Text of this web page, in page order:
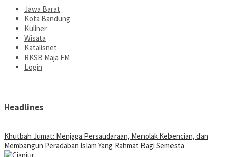
Jawa Barat
Kota Bandung
Kuliner
Wisata
Katalisnet
RKSB Maja FM
Login
Headlines
Khutbah Jumat: Menjaga Persaudaraan, Menolak Kebencian, dan
Membangun Peradaban Islam Yang Rahmat Bagi Semesta